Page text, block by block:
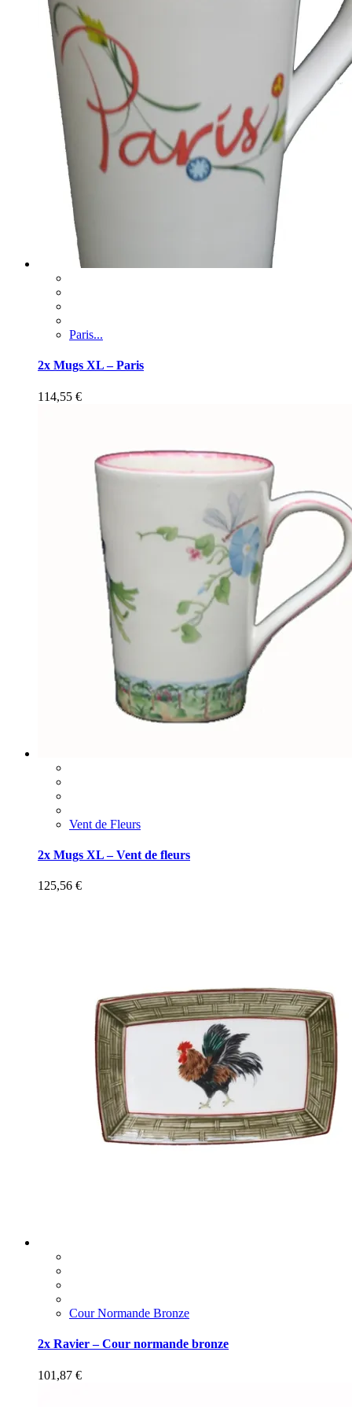
Paris...
2x Mugs XL – Paris
114,55 €
Vent de Fleurs
2x Mugs XL – Vent de fleurs
125,56 €
Cour Normande Bronze
2x Ravier – Cour normande bronze
101,87 €